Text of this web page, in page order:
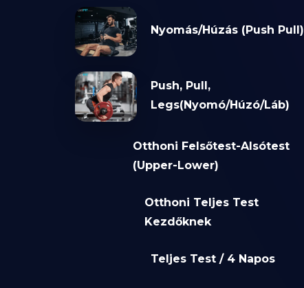
Nyomás/Húzás (Push Pull)
Push, Pull,
Legs(Nyomó/Húzó/Láb)
Otthoni Felsőtest-Alsótest
(Upper-Lower)
Otthoni Teljes Test
Kezdőknek
Teljes Test / 4 Napos